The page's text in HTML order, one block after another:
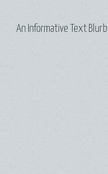
An Informative Text Blurb